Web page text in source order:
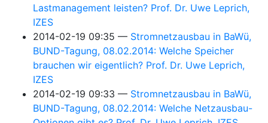
Lastmanagement leisten? Prof. Dr. Uwe Leprich,
IZES
2014-02-19 09:35
Stromnetzausbau in BaWü,
BUND-Tagung, 08.02.2014: Welche Speicher
brauchen wir eigentlich? Prof. Dr. Uwe Leprich,
IZES
2014-02-19 09:33
Stromnetzausbau in BaWü,
BUND-Tagung, 08.02.2014: Welche Netzausbau-